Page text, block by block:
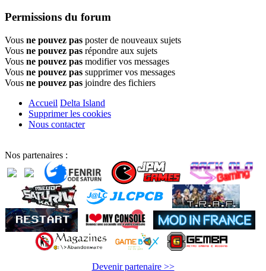
Permissions du forum
Vous ne pouvez pas poster de nouveaux sujets
Vous ne pouvez pas répondre aux sujets
Vous ne pouvez pas modifier vos messages
Vous ne pouvez pas supprimer vos messages
Vous ne pouvez pas joindre des fichiers
Accueil Delta Island
Supprimer les cookies
Nous contacter
Nos partenaires :
Devenir partenaire >>